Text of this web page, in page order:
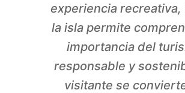
experiencia recreativa,
la isla permite
importancia del
responsable y
visitante se